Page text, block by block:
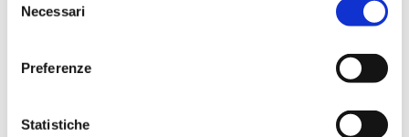
delNecessari
Preferenze
Statistiche
Luglio 2024
Aprile 2024
Febbraio 2024